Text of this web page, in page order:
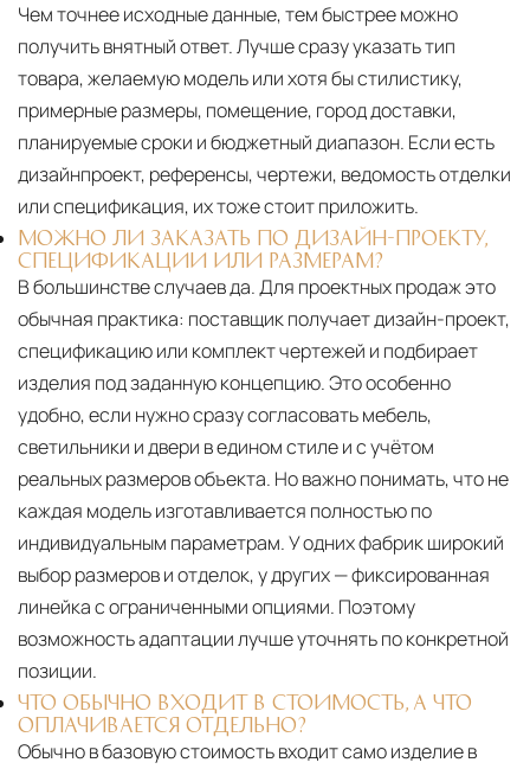
Чем точнее исходные данные, тем быстрее можно
получить внятный ответ. Лучше сразу указать тип
товара, желаемую модель или хотя бы стилистику,
примерные размеры, помещение, город доставки,
планируемые сроки и бюджетный диапазон. Если есть
дизайнпроект, референсы, чертежи, ведомость отделки
или спецификация, их тоже стоит приложить.
МОЖНО ЛИ ЗАКАЗАТЬ ПО ДИЗАЙН-ПРОЕКТУ,
СПЕЦИФИКАЦИИ ИЛИ РАЗМЕРАМ?
В большинстве случаев да. Для проектных продаж это
обычная практика: поставщик получает дизайн-проект,
спецификацию или комплект чертежей и подбирает
изделия под заданную концепцию. Это особенно
удобно, если нужно сразу согласовать мебель,
светильники и двери в едином стиле и с учётом
реальных размеров объекта. Но важно понимать, что не
каждая модель изготавливается полностью по
индивидуальным параметрам. У одних фабрик широкий
выбор размеров и отделок, у других — фиксированная
линейка с ограниченными опциями. Поэтому
возможность адаптации лучше уточнять по конкретной
позиции.
ЧТО ОБЫЧНО ВХОДИТ В СТОИМОСТЬ, А ЧТО
ОПЛАЧИВАЕТСЯ ОТДЕЛЬНО?
Обычно в базовую стоимость входит само изделие в